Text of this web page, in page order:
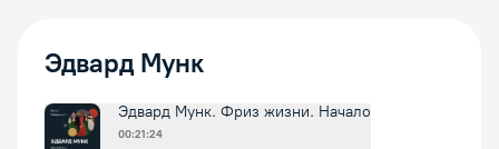
Эдвард Мунк
Эдвард Мунк. Фриз жизни. Начало
00:21:24